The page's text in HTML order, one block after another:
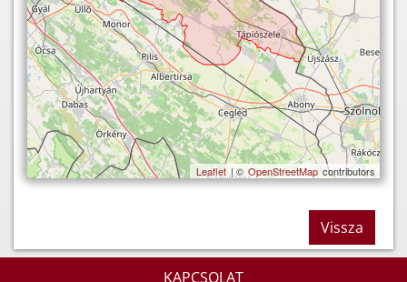
Leaflet | © OpenStreetMap contributors
Vissza
KAPCSOLAT